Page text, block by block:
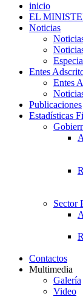
inicio
EL
Noticias
Entes
Entes
Publicaciones
Estadísticas
Sector
Contactos
Multimedia
Galería
Video